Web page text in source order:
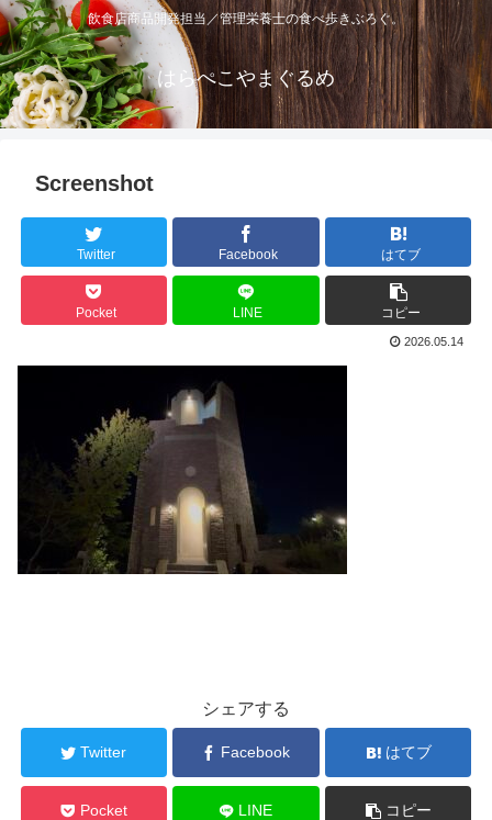
飲食店商品開発担当／管理栄養士の食べ歩きぶろぐ。
はらぺこやまぐるめ
Screenshot
Twitter Facebook はてブ
Pocket LINE コピー
2026.05.14
シェアする
Twitter Facebook はてブ
Pocket LINE コピー